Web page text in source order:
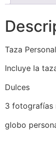
Taza
Incluye la
Dulces
3 fotografías
globo